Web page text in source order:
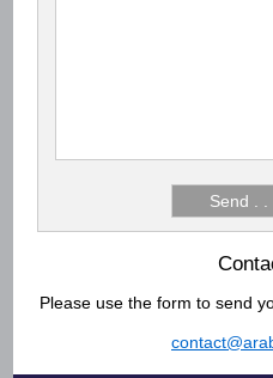
Please use the form to send